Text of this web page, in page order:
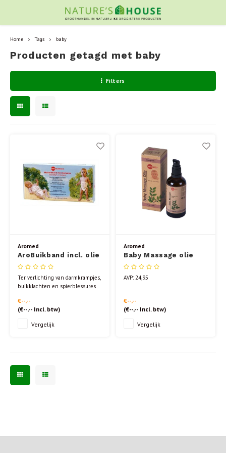
Home Tags baby
Producten getagd met baby
Filters
Aromed
AroBuikband incl. olie
20ml
Ter verlichting van darmkrampjes,
buikklachten en spierblessures
Voor baby’s in de eerste
levensmaanden en kinderen
opspeelt.
€--,--
(€--,--Incl. btw)
Vergelijk
Aromed
Baby Massage olie
BIO 100 ml
AVP: 24,95
€--,--
(€--,-- Incl. btw)
Vergelijk